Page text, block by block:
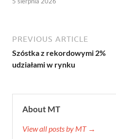
PREVIOUS ARTICLE
Szóstka z rekordowymi 2%
udziałami w rynku
About MT
View all posts by MT →